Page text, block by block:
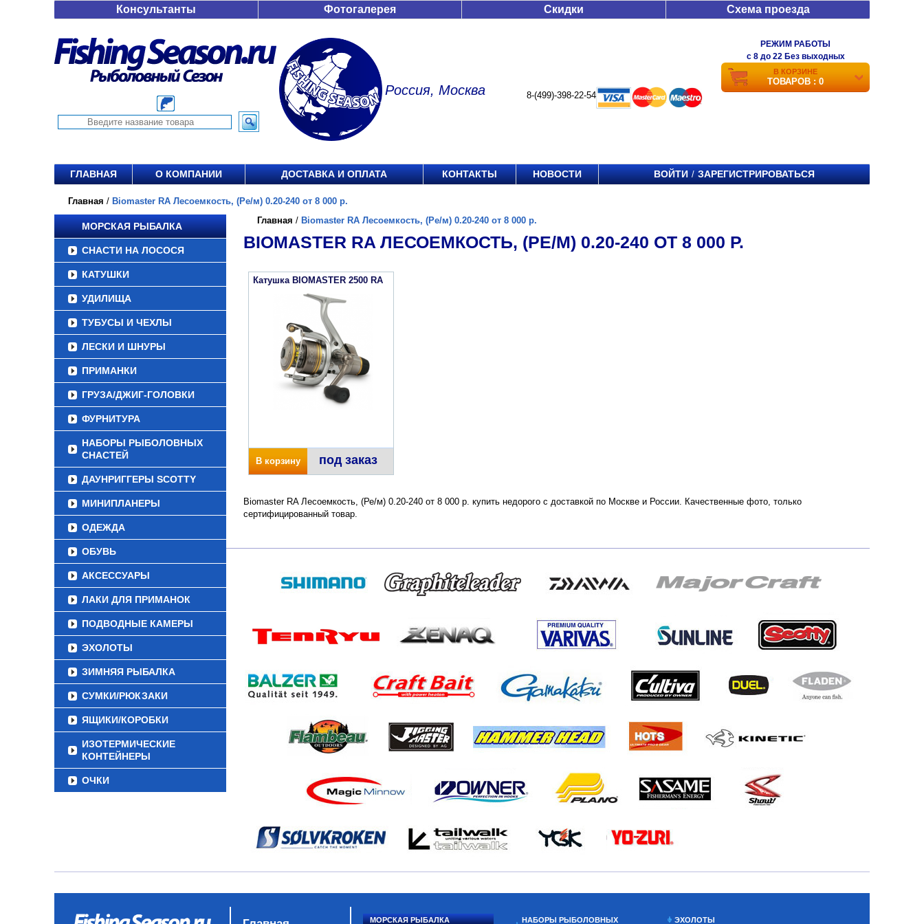
Консультанты Фотогалерея Скидки Схема проезда
Россия, Москва 8-(499)-398-22-54
РЕЖИМ РАБОТЫ
c 8 до 22 Без выходных
В КОРЗИНЕ
ТОВАРОВ : 0
ГЛАВНАЯ О КОМПАНИИ ДОСТАВКА И ОПЛАТА КОНТАКТЫ НОВОСТИ ВОЙТИ / ЗАРЕГИСТРИРОВАТЬСЯ
Главная / Biomaster RA Лесоемкость, (Ре/м) 0.20-240 от 8 000 р.
МОРСКАЯ РЫБАЛКА
СНАСТИ НА ЛОСОСЯ
КАТУШКИ
УДИЛИЩА
ТУБУСЫ И ЧЕХЛЫ
ЛЕСКИ И ШНУРЫ
ПРИМАНКИ
ГРУЗА/ДЖИГ-ГОЛОВКИ
ФУРНИТУРА
НАБОРЫ РЫБОЛОВНЫХ
СНАСТЕЙ
ДАУНРИГГЕРЫ SCOTTY
МИНИПЛАНЕРЫ
ОДЕЖДА
ОБУВЬ
АКСЕССУАРЫ
ЛАКИ ДЛЯ ПРИМАНОК
ПОДВОДНЫЕ КАМЕРЫ
ЭХОЛОТЫ
ЗИМНЯЯ РЫБАЛКА
СУМКИ/РЮКЗАКИ
ЯЩИКИ/КОРОБКИ
ИЗОТЕРМИЧЕСКИЕ
КОНТЕЙНЕРЫ
ОЧКИ
Главная / Biomaster RA Лесоемкость, (Ре/м) 0.20-240 от 8 000 р.
BIOMASTER RA ЛЕСОЕМКОСТЬ, (РЕ/М) 0.20-240 ОТ 8 000 Р.
Катушка BIOMASTER 2500 RA
В корзину под заказ
Biomaster RA Лесоемкость, (Ре/м) 0.20-240 от 8 000 р. купить недорого с доставкой по Москве и России. Качественные фото, только
сертифицированный товар.
МОРСКАЯ РЫБАЛКА НАБОРЫ РЫБОЛОВНЫХ ЭХОЛОТЫ